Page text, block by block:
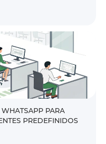
PARA
PREDEFINIDOS